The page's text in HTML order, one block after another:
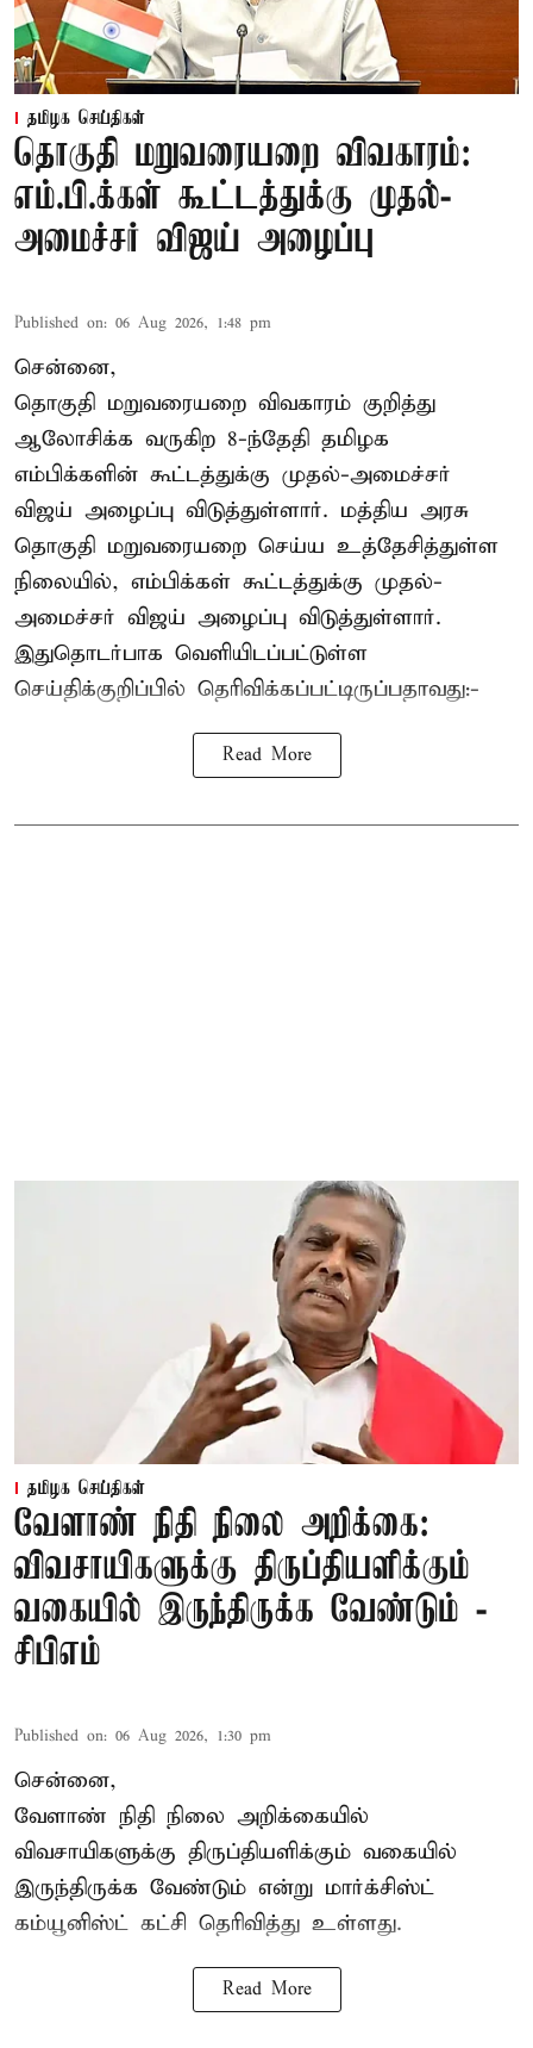
தமிழக செய்திகள்
தொகுதி மறுவரையறை விவகாரம்:
எம்.பி.க்கள் கூட்டத்துக்கு முதல்-
அமைச்சர் விஜய் அழைப்பு
Published on: 06 Aug 2026, 1:48 pm
சென்னை,
தொகுதி மறுவரையறை விவகாரம் குறித்து
ஆலோசிக்க வருகிற 8-ந்தேதி தமிழக
எம்பிக்களின் கூட்டத்துக்கு முதல்-அமைச்சர்
விஜய் அழைப்பு விடுத்துள்ளார். மத்திய அரசு
தொகுதி மறுவரையறை செய்ய உத்தேசித்துள்ள
நிலையில், எம்பிக்கள் கூட்டத்துக்கு முதல்-
அமைச்சர் விஜய் அழைப்பு விடுத்துள்ளார்.
இதுதொடர்பாக வெளியிடப்பட்டுள்ள
செய்திக்குறிப்பில் தெரிவிக்கப்பட்டிருப்பதாவது:-
Read More
தமிழக செய்திகள்
வேளாண் நிதி நிலை அறிக்கை:
விவசாயிகளுக்கு திருப்தியளிக்கும்
வகையில் இருந்திருக்க வேண்டும் -
சிபிஎம்
Published on: 06 Aug 2026, 1:30 pm
சென்னை,
வேளாண் நிதி நிலை அறிக்கையில்
விவசாயிகளுக்கு திருப்தியளிக்கும் வகையில்
இருந்திருக்க வேண்டும் என்று மார்க்சிஸ்ட்
கம்யூனிஸ்ட் கட்சி தெரிவித்து உள்ளது.
Read More